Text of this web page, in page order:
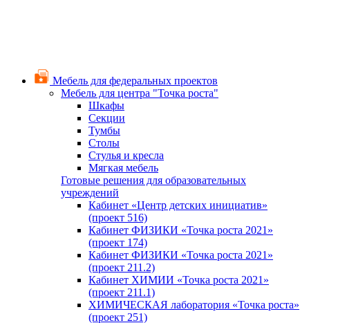
Мебель для федеральных проектов
Мебель для центра "Точка роста"
Шкафы
Секции
Тумбы
Столы
Стулья и кресла
Мягкая мебель
Готовые решения для образовательных
учреждений
Кабинет «Центр детских инициатив»
(проект 516)
Кабинет ФИЗИКИ «Точка роста 2021»
(проект 174)
Кабинет ФИЗИКИ «Точка роста 2021»
(проект 211.2)
Кабинет ХИМИИ «Точка роста 2021»
(проект 211.1)
ХИМИЧЕСКАЯ лаборатория «Точка роста»
(проект 251)